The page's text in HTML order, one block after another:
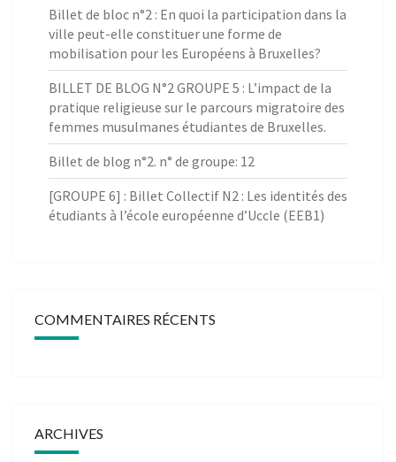
Billet de bloc n°2 : En quoi la participation dans la
ville peut-elle constituer une forme de
mobilisation pour les Européens à Bruxelles?
BILLET DE BLOG N°2 GROUPE 5 : L’impact de la
pratique religieuse sur le parcours migratoire des
femmes musulmanes étudiantes de Bruxelles.
Billet de blog n°2. n° de groupe: 12
[GROUPE 6] : Billet Collectif N2 : Les identités des
étudiants à l’école européenne d’Uccle (EEB1)
COMMENTAIRES RÉCENTS
ARCHIVES